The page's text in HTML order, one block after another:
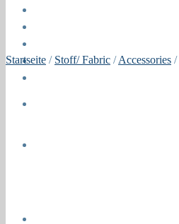
Press
Startseite / Stoff/ Fabric / Accessories /